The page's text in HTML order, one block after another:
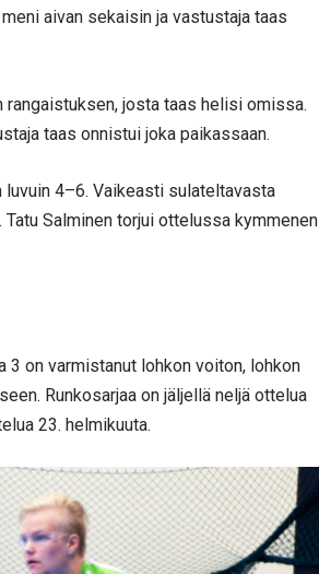
aivan sekaisin ja vastustaja taas
josta taas helisi omissa.
taas onnistui joka paikassaan.
4–6. Vaikeasti sulateltavasta
Salminen torjui ottelussa kymmenen
3 on varmistanut lohkon voiton, lohkon
Runkosarjaa on jäljellä neljä ottelua
23. helmikuuta.